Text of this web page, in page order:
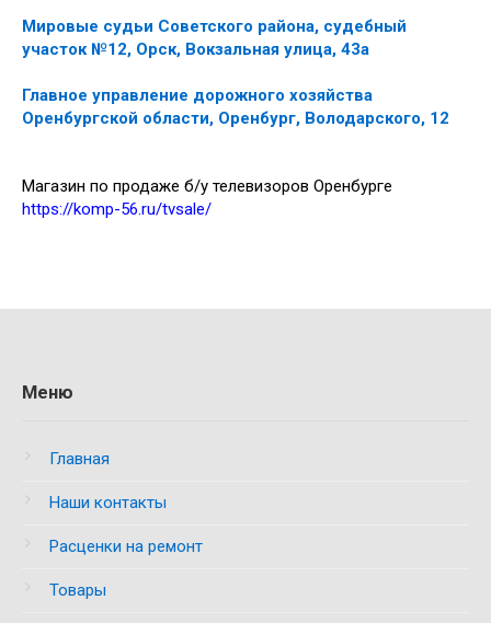
Мировые судьи Советского района, судебный
участок №12, Орск, Вокзальная улица, 43а
Главное управление дорожного хозяйства
Оренбургской области, Оренбург, Володарского, 12
Магазин по продаже б/у телевизоров Оренбурге
https://komp-56.ru/tvsale/
Меню
Главная
Наши контакты
Расценки на ремонт
Товары